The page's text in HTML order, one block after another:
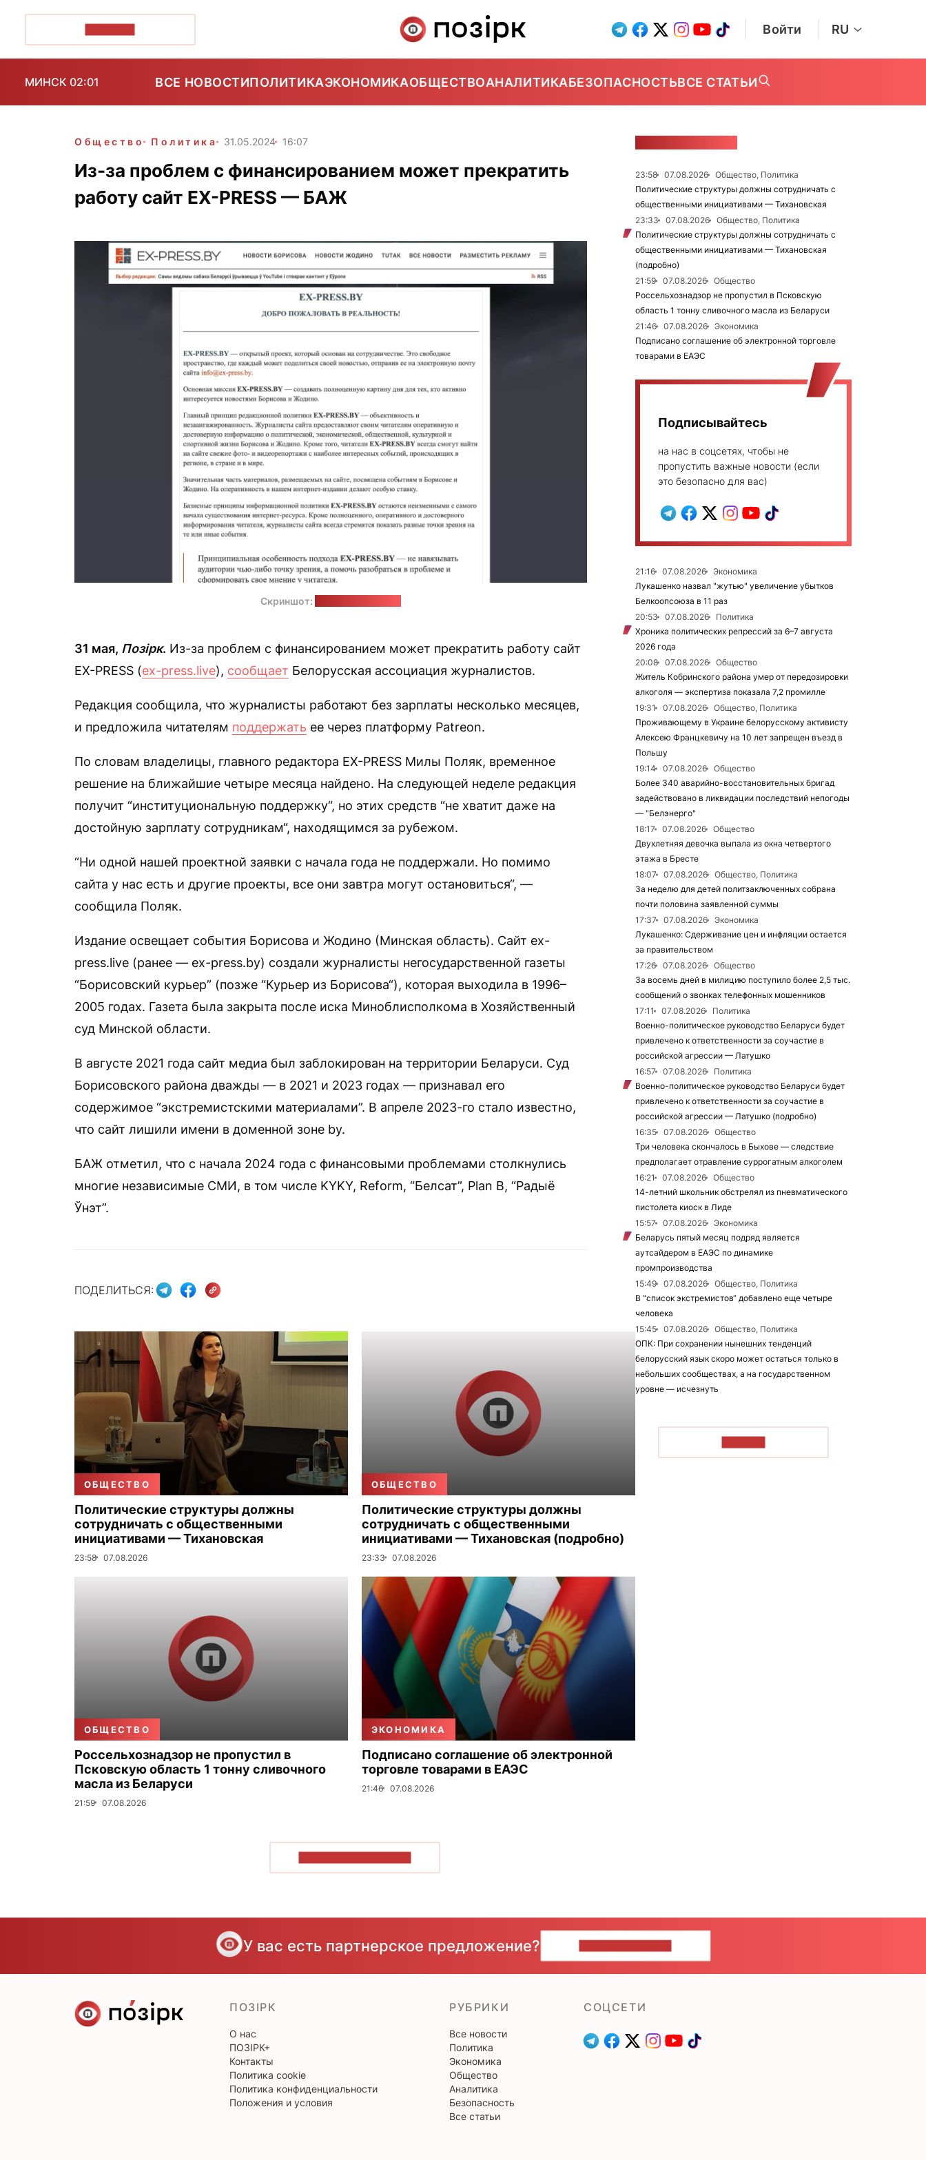
Войти RU
МИНСК 02:01 ВСЕ НОВОСТИПОЛИТИКАЭКОНОМИКАОБЩЕСТВОАНАЛИТИКАБЕЗОПАСНОСТЬВСЕ СТАТЬИ
Общество Политика 31.05.2024 16:07
Из-за проблем с финансированием может прекратить
работу сайт EX-PRESS — БАЖ
Скриншот:
31 мая, Позірк. Из-за проблем с финансированием может прекратить работу сайт
EX-PRESS (ex-press.live), сообщает Белорусская ассоциация журналистов.
Редакция сообщила, что журналисты работают без зарплаты несколько месяцев,
и предложила читателям поддержать ее через платформу Patreon.
По словам владелицы, главного редактора EX-PRESS Милы Поляк, временное
решение на ближайшие четыре месяца найдено. На следующей неделе редакция
получит “институциональную поддержку“, но этих средств “не хватит даже на
достойную зарплату сотрудникам“, находящимся за рубежом.
“Ни одной нашей проектной заявки с начала года не поддержали. Но помимо
сайта у нас есть и другие проекты, все они завтра могут остановиться“, —
сообщила Поляк.
Издание освещает события Борисова и Жодино (Минская область). Сайт ex-
press.live (ранее — ex-press.by) создали журналисты негосударственной газеты
“Борисовский курьер” (позже “Курьер из Борисова“), которая выходила в 1996–
2005 годах. Газета была закрыта после иска Миноблисполкома в Хозяйственный
суд Минской области.
В августе 2021 года сайт медиа был заблокирован на территории Беларуси. Суд
Борисовского района дважды — в 2021 и 2023 годах — признавал его
содержимое “экстремистскими материалами”. В апреле 2023-го стало известно,
что сайт лишили имени в доменной зоне by.
БАЖ отметил, что с начала 2024 года с финансовыми проблемами столкнулись
многие независимые СМИ, в том числе KYKY, Reform, “Белсат”, Plan B, “Радыё
Ўнэт”.
ПОДЕЛИТЬСЯ:
ОБЩЕСТВО
Политические структуры должны
сотрудничать с общественными
инициативами — Тихановская
23:58 07.08.2026
ОБЩЕСТВО
Политические структуры должны
сотрудничать с общественными
инициативами — Тихановская (подробно)
23:33 07.08.2026
ОБЩЕСТВО
Россельхознадзор не пропустил в
Псковскую область 1 тонну сливочного
масла из Беларуси
21:59 07.08.2026
ЭКОНОМИКА
Подписано соглашение об электронной
торговле товарами в ЕАЭС
21:46 07.08.2026
23:58 07.08.2026
Общество, Политика
Политические структуры должны сотрудничать с
общественными инициативами — Тихановская
23:33
07.08.2026
Общество, Политика
Политические структуры должны сотрудничать с
общественными инициативами — Тихановская
(подробно)
21:59
07.08.2026
Общество
Россельхознадзор не пропустил в Псковскую
область 1 тонну сливочного масла из Беларуси
21:46
07.08.2026
Экономика
Подписано соглашение об электронной торговле
товарами в ЕАЭС
Подписывайтесь
на нас в соцсетях, чтобы не
пропустить важные новости (если
это безопасно для вас)
21:16 07.08.2026
Экономика
Лукашенко назвал "жутью" увеличение убытков
Белкоопсоюза в 11 раз
20:53
07.08.2026
Политика
Хроника политических репрессий за 6–7 августа
2026 года
20:08
07.08.2026
Общество
Житель Кобринского района умер от передозировки
алкоголя — экспертиза показала 7,2 промилле
19:31
07.08.2026
Общество, Политика
Проживающему в Украине белорусскому активисту
Алексею Францкевичу на 10 лет запрещен въезд в
Польшу
19:14
07.08.2026
Общество
Более 340 аварийно-восстановительных бригад
задействовано в ликвидации последствий непогоды
— "Белэнерго"
18:17
07.08.2026
Общество
Двухлетняя девочка выпала из окна четвертого
этажа в Бресте
18:07
07.08.2026
Общество, Политика
За неделю для детей политзаключенных собрана
почти половина заявленной суммы
17:37
07.08.2026
Экономика
Лукашенко: Сдерживание цен и инфляции остается
за правительством
17:26
07.08.2026
Общество
За восемь дней в милицию поступило более 2,5 тыс.
сообщений о звонках телефонных мошенников
17:11
07.08.2026
Политика
Военно-политическое руководство Беларуси будет
привлечено к ответственности за соучастие в
российской агрессии — Латушко
16:57
07.08.2026
Политика
Военно-политическое руководство Беларуси будет
привлечено к ответственности за соучастие в
российской агрессии — Латушко (подробно)
16:35
07.08.2026
Общество
Три человека скончалось в Быхове — следствие
предполагает отравление суррогатным алкоголем
16:21
07.08.2026
Общество
14-летний школьник обстрелял из пневматического
пистолета киоск в Лиде
15:57
07.08.2026
Экономика
Беларусь пятый месяц подряд является
аутсайдером в ЕАЭС по динамике
промпроизводства
15:49
07.08.2026
Общество, Политика
В “список экстремистов“ добавлено еще четыре
человека
15:45
07.08.2026
Общество, Политика
ОПК: При сохранении нынешних тенденций
белорусский язык скоро может остаться только в
небольших сообществах, а на государственном
уровне — исчезнуть
У вас есть партнерское предложение?
ПОЗІРК
О нас
ПОЗІРК+
Контакты
Политика cookie
Политика конфиденциальности
Положения и условия
РУБРИКИ
Все новости
Политика
Экономика
Общество
Аналитика
Безопасность
Все статьи
CОЦСЕТИ